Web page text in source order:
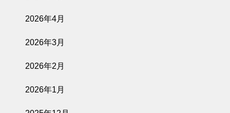
2026年4月
2026年3月
2026年2月
2026年1月